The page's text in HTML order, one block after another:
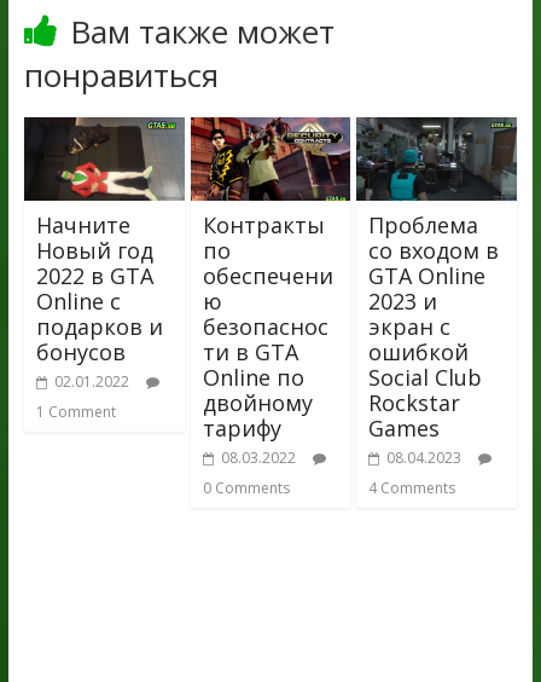
Вам также может
понравиться
Начните
Новый год
2022 в GTA
Online с
подарков и
бонусов
02.01.2022
1 Comment
Контракты
по
обеспечени
ю
безопаснос
ти в GTA
Online по
двойному
тарифу
08.03.2022
0 Comments
Проблема
со входом в
GTA Online
2023 и
экран с
ошибкой
Social Club
Rockstar
Games
08.04.2023
4 Comments